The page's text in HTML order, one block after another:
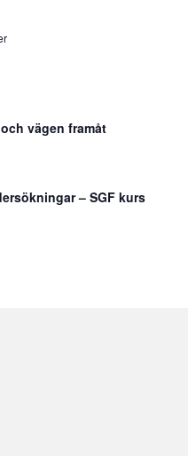
vägen framåt
– SGF kurs